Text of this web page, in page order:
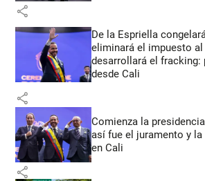
share
De la Espriella
eliminará el impuesto
desarrollará el fracking:
desde Cali
share
Comienza la
así fue el juramento y
en Cali
share